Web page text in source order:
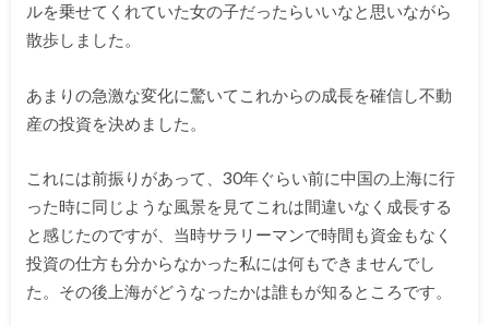
ルを乗せてくれていた女の子だったらいいなと思いながら
散歩しました。
あまりの急激な変化に驚いてこれからの成長を確信し不動
産の投資を決めました。
これには前振りがあって、30年ぐらい前に中国の上海に行
った時に同じような風景を見てこれは間違いなく成長する
と感じたのですが、当時サラリーマンで時間も資金もなく
投資の仕方も分からなかった私には何もできませんでし
た。その後上海がどうなったかは誰もが知るところです。